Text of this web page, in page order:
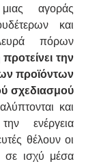
αγοράς
και
πόρων
την
προϊόντων
σχεδιασμού
και
ενέργεια
θέλουν οι
σε ισχύ μέσα